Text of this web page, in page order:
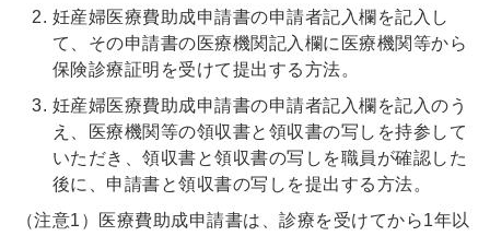
妊産婦医療費助成申請書の申請者記入欄を記入し
て、その申請書の医療機関記入欄に医療機関等から
保険診療証明を受けて提出する方法。
妊産婦医療費助成申請書の申請者記入欄を記入のう
え、医療機関等の領収書と領収書の写しを持参して
いただき、領収書と領収書の写しを職員が確認した
後に、申請書と領収書の写しを提出する方法。
（注意1）医療費助成申請書は、診療を受けてから1年以